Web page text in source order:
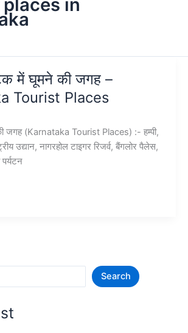
in
में घूमने की जगह –
Tourist Places
जगह (Karnataka Tourist Places) :- हम्पी,
उद्यान, नागरहोल टाइगर रिजर्व, बैंगलोर पैलेस,
Search